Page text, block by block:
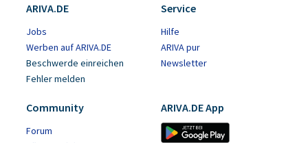
ARIVA.DE
Jobs
Werben auf ARIVA.DE
Beschwerde einreichen
Fehler melden
Service
Hilfe
ARIVA pur
Newsletter
Community
Forum
ARIVA.DE App